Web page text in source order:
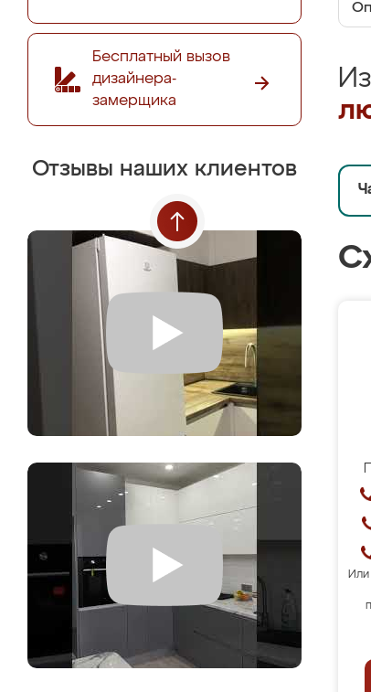
Бесплатный вызов
дизайнера-
замерщика
Отзывы наших клиентов
Или